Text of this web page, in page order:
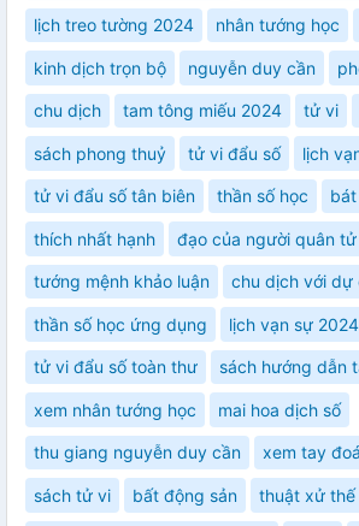
lịch treo tường 2024 nhân tướng học
kinh dịch trọn bộ nguyễn duy cần
chu dịch tam tông miếu 2024 tử vi
sách phong thuỷ tử vi đẩu số lịch
tử vi đẩu số tân biên thần số học
thích nhất hạnh đạo của người quân tử
tướng mệnh khảo luận chu dịch với dự
thần số học ứng dụng lịch vạn sự 2024
tử vi đẩu số toàn thư sách hướng dẫn
xem nhân tướng học mai hoa dịch số
thu giang nguyễn duy cần xem tay
sách tử vi bất động sản thuật xử